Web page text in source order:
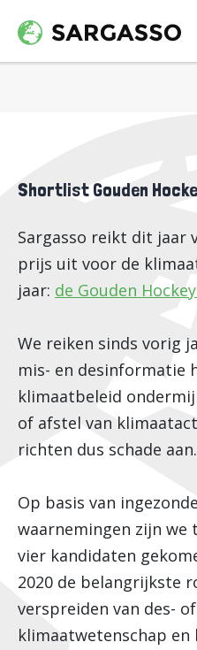
Shortlist Gouden
Sargasso reikt dit jaar
prijs uit voor de
jaar: de Gouden
We reiken sinds vorig
mis- en desinformatie
klimaatbeleid
of afstel van
richten dus schade aan.
Op basis van
waarnemingen zijn
vier kandidaten
2020 de belangrijkste
verspreiden van des-
klimaatwetenschap